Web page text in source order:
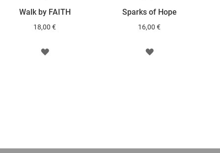
Walk by FAITH
18,00 €
Warenkorb
ZUR
Sparks of Hope
16,00 €
Warenkorb
ZUR